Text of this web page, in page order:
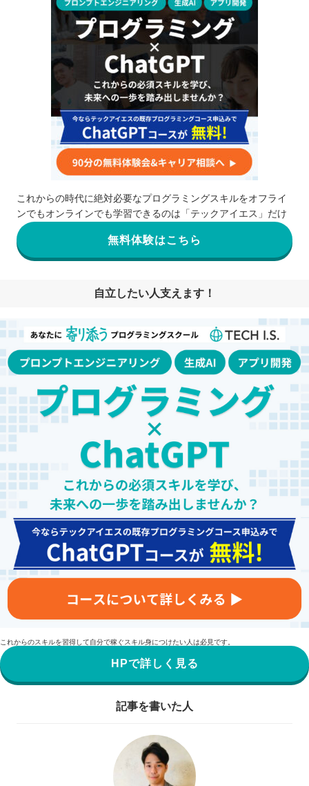
これからの時代に絶対必要なプログラミングスキルをオフライ
ンでもオンラインでも学習できるのは「テックアイエス」だけ
無料体験はこちら
自立したい人支えます！
これからのスキルを習得して自分で稼ぐスキル身につけたい人は必見です。
HPで詳しく見る
記事を書いた人